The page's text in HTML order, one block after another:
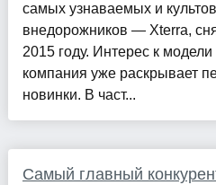
самых узнаваемых и
внедорожников — Xterra,
2015 году. Интерес к модели
компания уже раскрывает
новинки. В част...
Самый главный